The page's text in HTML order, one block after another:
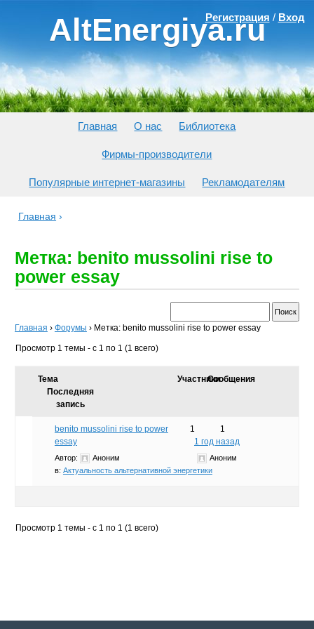
AltEnergiya.ru
Регистрация / Вход
Главная О нас Библиотека
Фирмы-производители
Популярные интернет-магазины Рекламодателям
Главная ›
Метка: benito mussolini rise to
power essay
Главная › Форумы › Метка: benito mussolini rise to power essay
Просмотр 1 темы - с 1 по 1 (1 всего)
Тема УчастникиСообщения
Последняя
запись
benito mussolini rise to power
essay
Автор:
Аноним
в: Актуальность альтернативной энергетики
1
1
1 год назад
Аноним
Просмотр 1 темы - с 1 по 1 (1 всего)